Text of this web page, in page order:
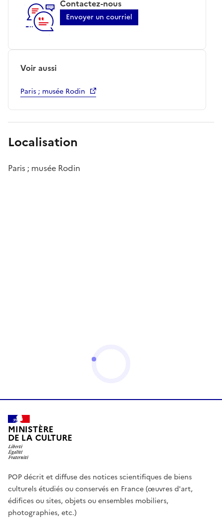
Contactez-nous
Envoyer un courriel
Voir aussi
Paris ; musée Rodin
Localisation
Paris ; musée Rodin
MINISTÈRE
DE LA CULTURE
POP décrit et diffuse des notices scientifiques de biens
culturels étudiés ou conservés en France (œuvres d'art,
édifices ou sites, objets ou ensembles mobiliers,
photographies, etc.)